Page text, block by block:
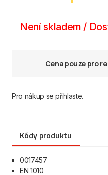
Není skladem /
Cena pouze pro
Pro nákup se přihlaste.
Kódy produktu
0017457
EN 1010